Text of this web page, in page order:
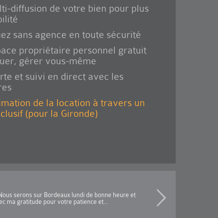
diffusion de votre bien pour plus
sans agence en toute sécurité
propriétaire personnel gratuit
gérer vous-même
et suivi en direct avec les
de la location à travers un
(pour la Gironde)
serons sur Bordeaux lundi de bonne heure et
ma gratitude pour votre patience et...